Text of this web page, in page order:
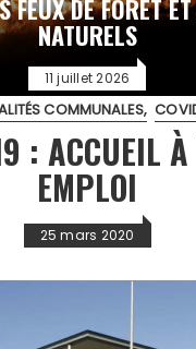
FEUX DE FORÊT ET
NATURELS
11 juillet 2026
COMMUNALES
: ACCUEIL
EMPLOI
25 mars 2020